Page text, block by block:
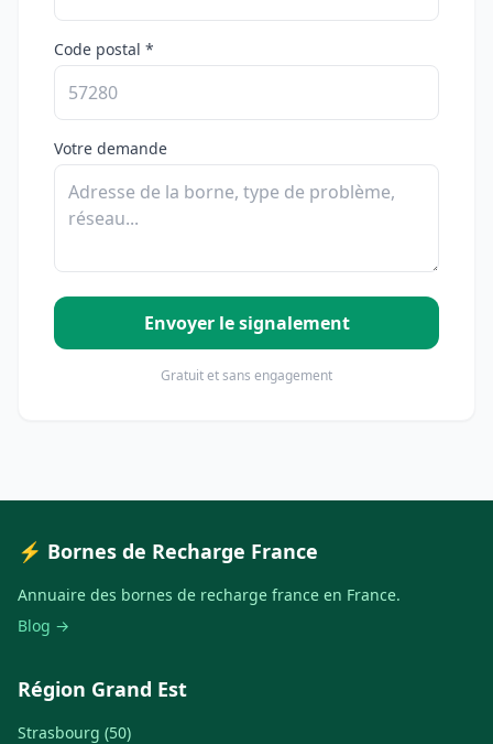
Code postal *
Votre demande
Envoyer le signalement
Gratuit et sans engagement
⚡ Bornes de Recharge France
Annuaire des bornes de recharge france en France.
Blog →
Région Grand Est
Strasbourg (50)